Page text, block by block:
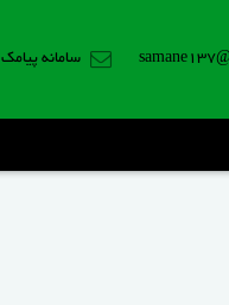
سامانه پیامک 100033681020